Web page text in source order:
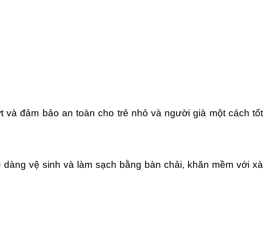
đảm bảo an toàn cho trẻ nhỏ và người già một cách tốt
vệ sinh và làm sạch bằng bàn chải, khăn mềm với xà